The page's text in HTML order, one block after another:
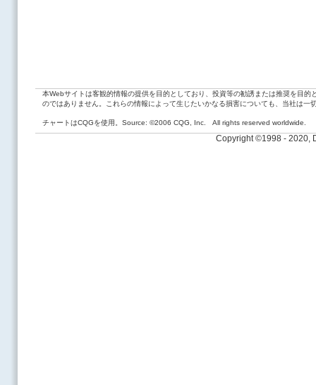
本Webサイトは客観的情報の提供を目的としており、投資等の勧誘または推奨を目
のではありません。これらの情報によって生じたいかなる損害についても、当社は一
チャートはCQGを使用。Source: ©2006 CQG, Inc. All rights reserved worldwide.
Copyright ©1998 - 2020,